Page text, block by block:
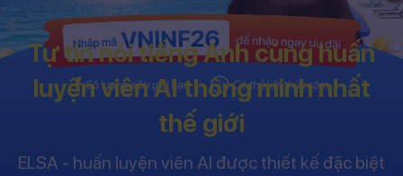
Tự tin nói tiếng Anh cùng huấn
luyện viên AI thông minh nhất
thế giới
ELSA - huấn luyện viên AI được thiết kế đặc biệt